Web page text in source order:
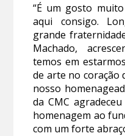
“É um gosto
aqui consigo.
grande
Machado,
temos em
de arte no coração
nosso
da CMC
homenagem ao
com um forte